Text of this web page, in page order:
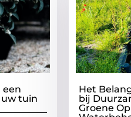
een
tuin
Het
bij
Groene